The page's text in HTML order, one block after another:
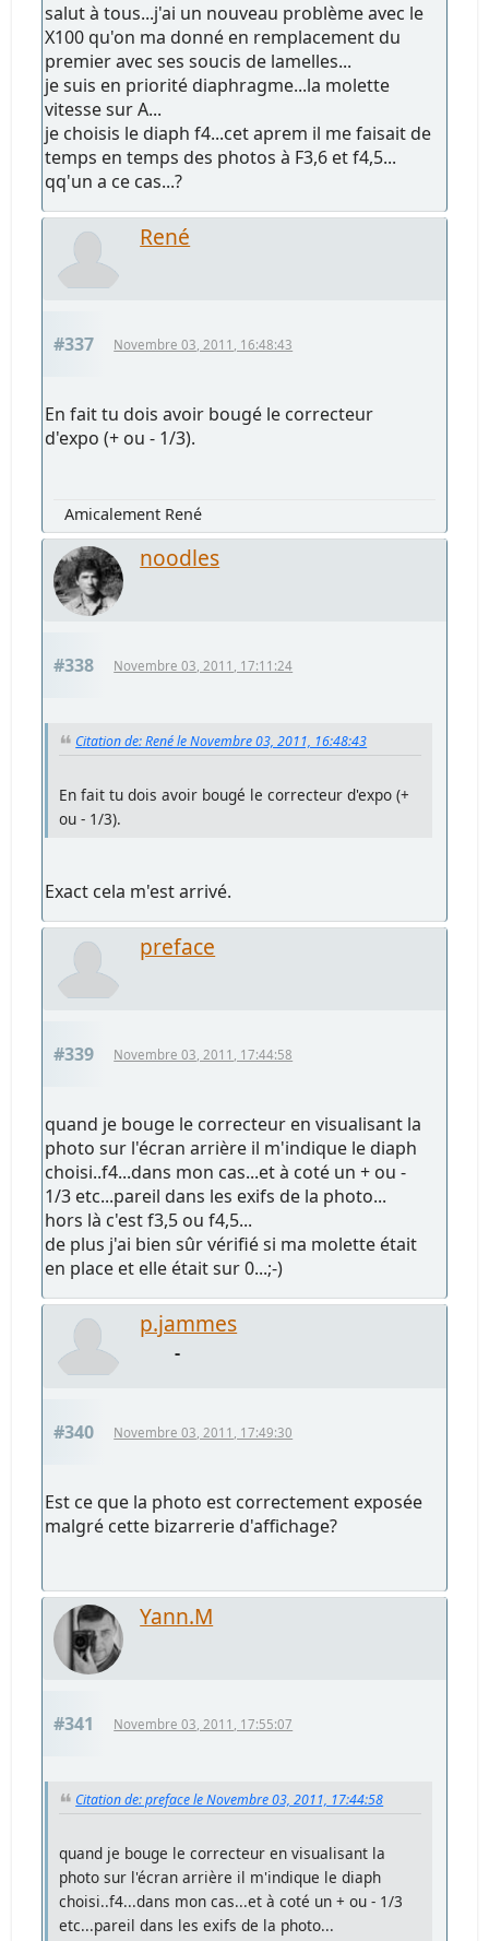
salut à tous...j'ai un nouveau problème avec le
X100 qu'on ma donné en remplacement du
premier avec ses soucis de lamelles...
je suis en priorité diaphragme...la molette
vitesse sur A...
je choisis le diaph f4...cet aprem il me faisait de
temps en temps des photos à F3,6 et f4,5...
qq'un a ce cas...?
René
#337 Novembre 03, 2011, 16:48:43
En fait tu dois avoir bougé le correcteur
d'expo (+ ou - 1/3).
Amicalement René
noodles
#338 Novembre 03, 2011, 17:11:24
Citation de: René le Novembre 03, 2011, 16:48:43
En fait tu dois avoir bougé le correcteur d'expo (+
ou - 1/3).
Exact cela m'est arrivé.
preface
#339 Novembre 03, 2011, 17:44:58
quand je bouge le correcteur en visualisant la
photo sur l'écran arrière il m'indique le diaph
choisi..f4...dans mon cas...et à coté un + ou -
1/3 etc...pareil dans les exifs de la photo...
hors là c'est f3,5 ou f4,5...
de plus j'ai bien sûr vérifié si ma molette était
en place et elle était sur 0...;-)
p.jammes
-
#340 Novembre 03, 2011, 17:49:30
Est ce que la photo est correctement exposée
malgré cette bizarrerie d'affichage?
Yann.M
#341 Novembre 03, 2011, 17:55:07
Citation de: preface le Novembre 03, 2011, 17:44:58
quand je bouge le correcteur en visualisant la
photo sur l'écran arrière il m'indique le diaph
choisi..f4...dans mon cas...et à coté un + ou - 1/3
etc...pareil dans les exifs de la photo...